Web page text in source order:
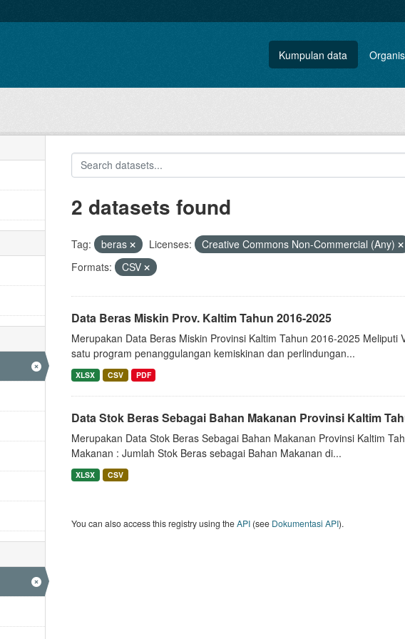
Kumpulan data
2 datasets found
Tag: beras Licenses:
Creative Commons Non-Commercial (Any)
Formats:
CSV
Data Beras Miskin Prov. Kaltim Tahun 2016-2025
Merupakan Data Beras Miskin Provinsi Kaltim Tahun 2016-2025
satu program penanggulangan kemiskinan dan perlindungan...
XLSX CSV PDF
Data Stok Beras Sebagai Bahan Makanan Provinsi Kaltim
Merupakan Data Stok Beras Sebagai Bahan Makanan Provinsi Kaltim
Makanan : Jumlah Stok Beras sebagai Bahan Makanan di...
XLSX CSV
You can also access this registry using theAPI(see Dokumentasi API).